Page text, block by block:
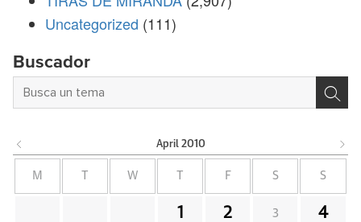
Uncategorized (111)
Buscador
April 2010
M W F S S
1 2 3 4